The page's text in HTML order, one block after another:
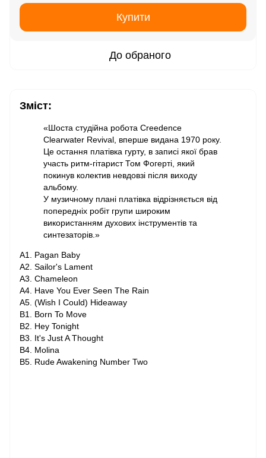
Купити
До обраного
Зміст:
«Шоста студійна робота Creedence
Clearwater Revival, вперше видана 1970 року.
Це остання платівка гурту, в записі якої брав
участь ритм-гітарист Том Фогерті, який
покинув колектив невдовзі після виходу
альбому.
У музичному плані платівка відрізняється від
попередніх робіт групи широким
використанням духових інструментів та
синтезаторів.»
A1. Pagan Baby
A2. Sailor's Lament
A3. Chameleon
A4. Have You Ever Seen The Rain
A5. (Wish I Could) Hideaway
B1. Born To Move
B2. Hey Tonight
B3. It's Just A Thought
B4. Molina
B5. Rude Awakening Number Two